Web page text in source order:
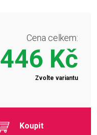
Cena celkem:
446 Kč
Zvolte variantu
Koupit